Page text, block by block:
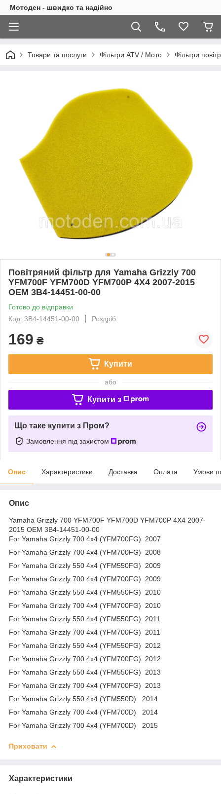
Мотоден - швидко та надійно
Товари та послуги Фільтри ATV / Мото Фільтри
Повітряний фільтр для Yamaha Grizzly 700
YFM700F YFM700D YFM700P 4X4 2007-2015
OEM 3B4-14451-00-00
Готово до відправки
Код: 3B4-14451-00-00
Роздріб
169 ₴
Купити
або
Купити з
Що таке купити з Пром?
Замовлення під захистом
Опис Характеристики Доставка Оплата Умови
Опис
Yamaha Grizzly 700 YFM700F YFM700D YFM700P 4X4 2007-
2015 OEM 3B4-14451-00-00
For Yamaha Grizzly 700 4x4 (YFM700FG) 2007
For Yamaha Grizzly 700 4x4 (YFM700FG) 2008
For Yamaha Grizzly 550 4x4 (YFM550FG) 2009
For Yamaha Grizzly 700 4x4 (YFM700FG) 2009
For Yamaha Grizzly 550 4x4 (YFM550FG) 2010
For Yamaha Grizzly 700 4x4 (YFM700FG) 2010
For Yamaha Grizzly 550 4x4 (YFM550FG) 2011
For Yamaha Grizzly 700 4x4 (YFM700FG) 2011
For Yamaha Grizzly 550 4x4 (YFM550FG) 2012
For Yamaha Grizzly 700 4x4 (YFM700FG) 2012
For Yamaha Grizzly 550 4x4 (YFM550FG) 2013
For Yamaha Grizzly 700 4x4 (YFM700FG) 2013
For Yamaha Grizzly 550 4x4 (YFM550D) 2014
For Yamaha Grizzly 700 4x4 (YFM700D) 2014
For Yamaha Grizzly 700 4x4 (YFM700D) 2015
Приховати
Характеристики